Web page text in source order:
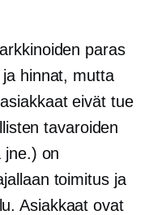
paras
hinnat, mutta
eivät tue
tavaroiden
jne.) on
toimitus ja
Asiakkaat ovat